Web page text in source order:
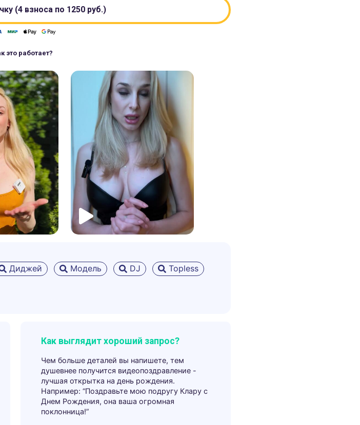
(4 взноса по 1250руб.)
это работает?
Диджей Модель DJ
Topless
Как выглядит хороший запрос?
Чем больше деталей вы напишете, тем
душевнее получится видеопоздравление -
лучшая открытка на день рождения.
Например: “Поздравьте мою подругу Клару с
Днем Рождения, она ваша огромная
поклонница!”